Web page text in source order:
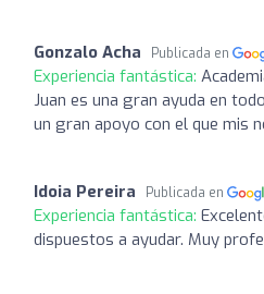
Gonzalo Acha Publicada en
Experiencia fantástica:
Juan es una gran ayuda en
un gran apoyo con el que mis
Idoia Pereira Publicada en
Experiencia fantástica:
dispuestos a ayudar. Muy